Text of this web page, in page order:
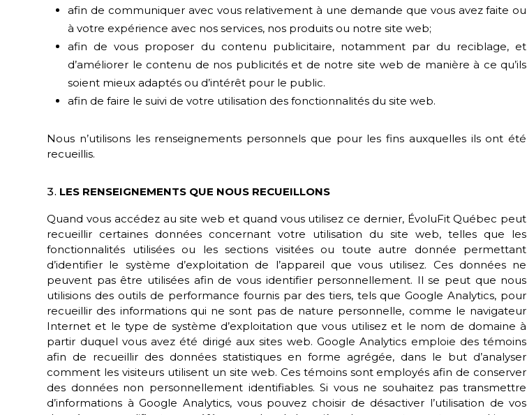
afin de communiquer avec vous relativement à une demande que vous avez faite ou
à votre expérience avec nos services, nos produits ou notre site web;
afin de vous proposer du contenu publicitaire, notamment par du reciblage, et
d’améliorer le contenu de nos publicités et de notre site web de manière à ce qu’ils
soient mieux adaptés ou d’intérêt pour le public.
afin de faire le suivi de votre utilisation des fonctionnalités du site web.
Nous n’utilisons les renseignements personnels que pour les fins auxquelles ils ont été
recueillis.
LES RENSEIGNEMENTS QUE NOUS RECUEILLONS
Quand vous accédez au site web et quand vous utilisez ce dernier, ÉvoluFit Québec peut
recueillir certaines données concernant votre utilisation du site web, telles que les
fonctionnalités utilisées ou les sections visitées ou toute autre donnée permettant
d’identifier le système d’exploitation de l’appareil que vous utilisez. Ces données ne
peuvent pas être utilisées afin de vous identifier personnellement. Il se peut que nous
utilisions des outils de performance fournis par des tiers, tels que Google Analytics, pour
recueillir des informations qui ne sont pas de nature personnelle, comme le navigateur
Internet et le type de système d’exploitation que vous utilisez et le nom de domaine à
partir duquel vous avez été dirigé aux sites web. Google Analytics emploie des témoins
afin de recueillir des données statistiques en forme agrégée, dans le but d’analyser
comment les visiteurs utilisent un site web. Ces témoins sont employés afin de conserver
des données non personnellement identifiables. Si vous ne souhaitez pas transmettre
d’informations à Google Analytics, vous pouvez choisir de désactiver l’utilisation de vos